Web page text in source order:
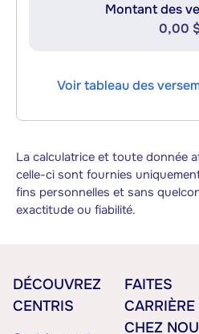
Montant des
0,00
Voir tableau des
La calculatrice et toute donnée
celle-ci sont fournies
fins personnelles et sans
exactitude ou fiabilité.
DÉCOUVREZ
CENTRIS
FAITES
CARRIÈRE
CHEZ